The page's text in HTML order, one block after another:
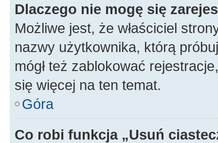
Dlaczego nie mogę się
Możliwe jest, że właściciel
nazwy użytkownika, którą
mógł też zablokować
się więcej na ten temat.
Góra
Co robi funkcja „Usuń